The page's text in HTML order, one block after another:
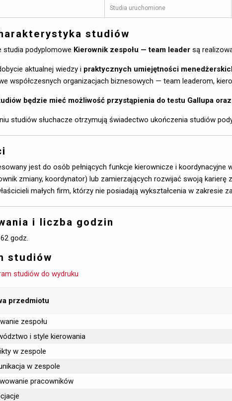
Studia uruchomione
studiów
studia podyplomowe Kierownik zespołu — team leadersą
aktualnej wiedzy i praktycznych umiejętności
współczesnych organizacjach biznesowych — team leaderom,
będzie mieć możliwość przystąpienia do testu Gallupa
studiów słuchacze otrzymują świadectwo ukończenia studiów
jest do osób pełniących funkcje kierownicze i koordynacyjne
zmiany, koordynator) lub zamierzających rozwijać swoją
małych firm, którzy nie posiadają wykształcenia w zakresie
i liczba godzin
godz.
studiów
studiów do wydruku
przedmiotu
zespołu
i style kierowania
w zespole
w zespole
pracowników